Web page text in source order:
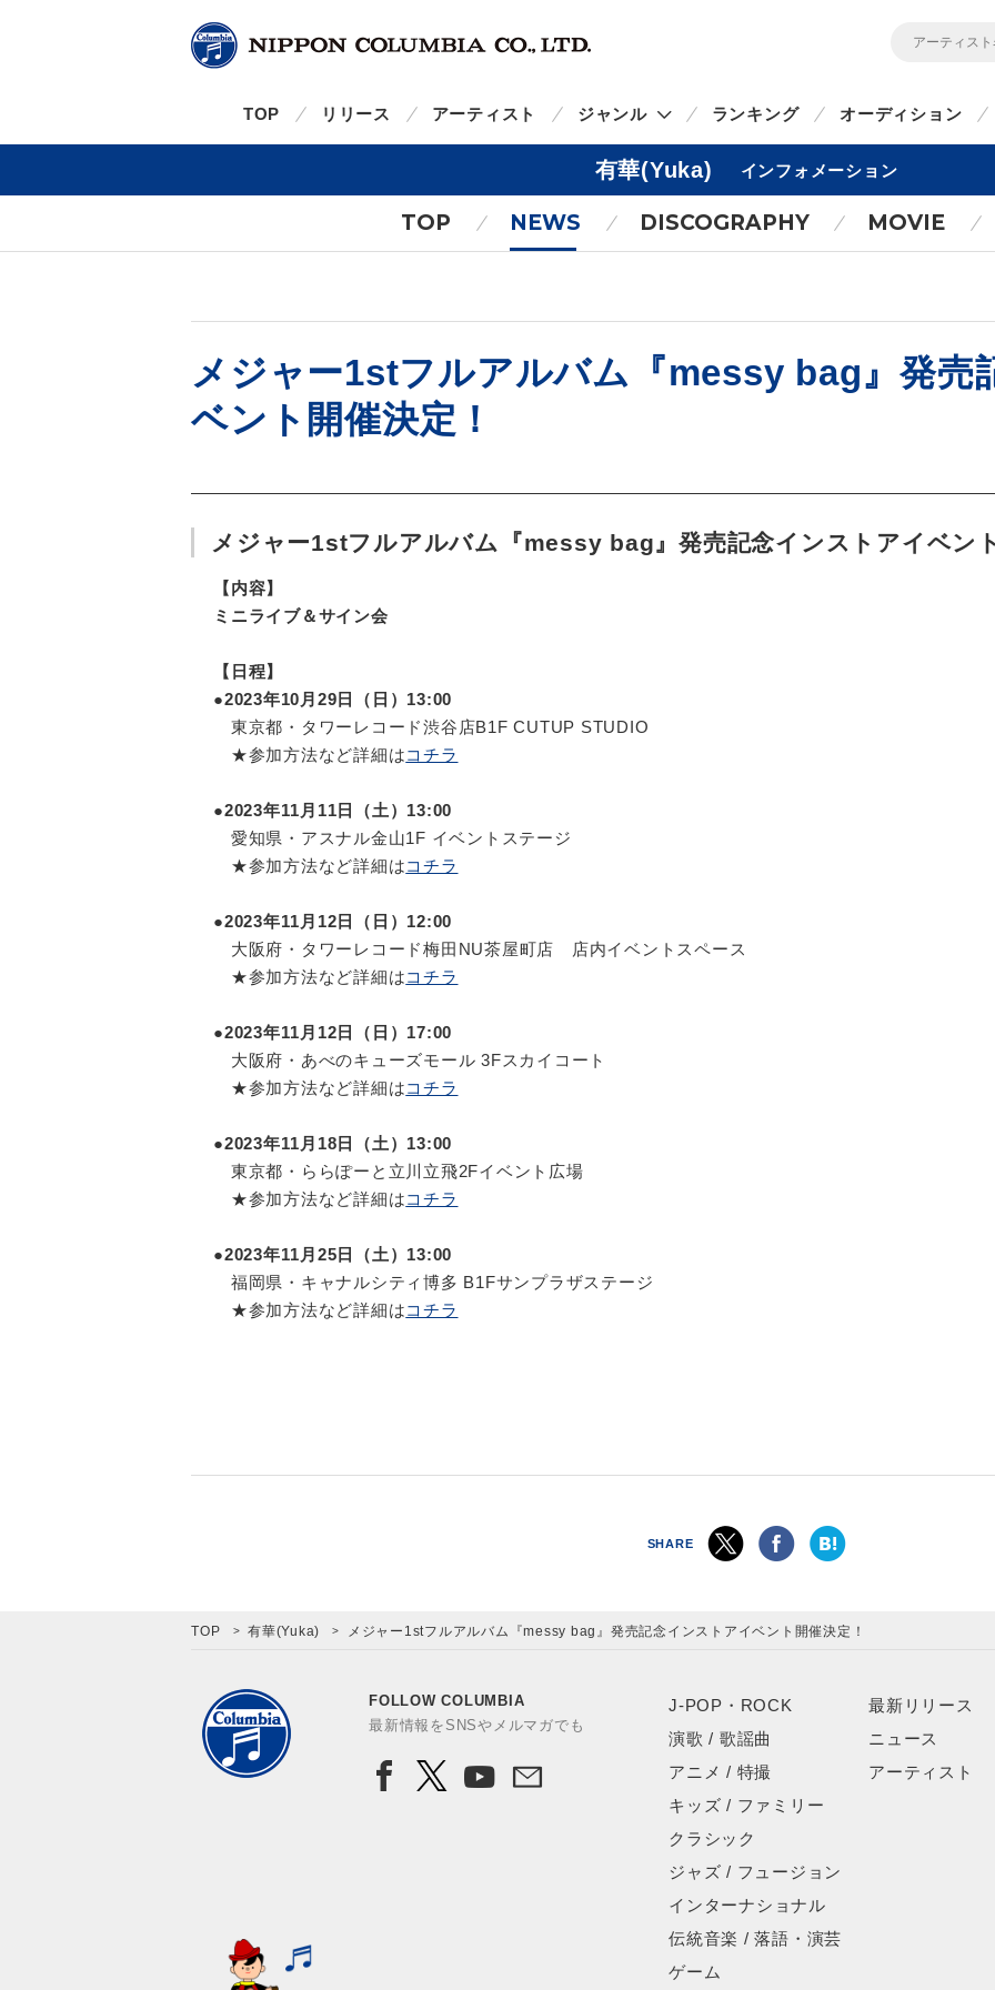
TOP リリース アーティスト ジャンル ランキング オーディション
有華(Yuka) インフォメーション
TOP NEWS DISCOGRAPHY MOVIE
メジャー1stフルアルバム『messy bag』発売
ベント開催決定！
メジャー1stフルアルバム『messy bag』発売記念インストアイベン
【内容】
ミニライブ＆サイン会
【日程】
●2023年10月29日（日）13:00
東京都・タワーレコード渋谷店B1F CUTUP STUDIO
★参加方法など詳細はコチラ
●2023年11月11日（土）13:00
愛知県・アスナル金山1F イベントステージ
★参加方法など詳細はコチラ
●2023年11月12日（日）12:00
大阪府・タワーレコード梅田NU茶屋町店 店内イベントスペース
★参加方法など詳細はコチラ
●2023年11月12日（日）17:00
大阪府・あべのキューズモール 3Fスカイコート
★参加方法など詳細はコチラ
●2023年11月18日（土）13:00
東京都・ららぽーと立川立飛2Fイベント広場
★参加方法など詳細はコチラ
●2023年11月25日（土）13:00
福岡県・キャナルシティ博多 B1Fサンプラザステージ
★参加方法など詳細はコチラ
SHARE
TOP 有華(Yuka) メジャー1stフルアルバム『messy bag』発売記念インストアイベント開催決定！
FOLLOW COLUMBIA
最新情報をSNSやメルマガでも
J-POP・ROCK
演歌 / 歌謡曲
アニメ / 特撮
キッズ / ファミリー
クラシック
ジャズ / フュージョン
インターナショナル
伝統音楽 / 落語・演芸
ゲーム
最新リリース
ニュース
アーティスト